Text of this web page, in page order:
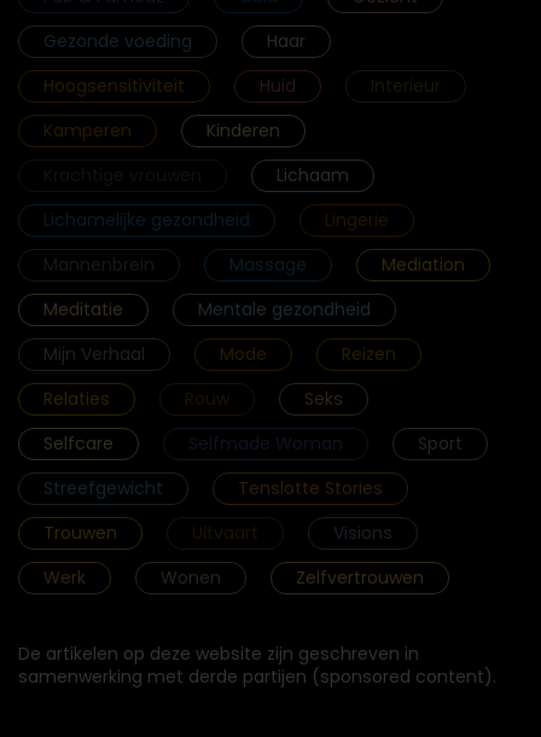
Gezonde voeding
Haar
Hoogsensitiviteit
Huid
Interieur
Kamperen
Kinderen
Lichaam
Lichamelijke gezondheid
Lingerie
Mannenbrein
Massage
Mediation
Meditatie
Mentale gezondheid
Mijn Verhaal
Mode
Reizen
Relaties
Rouw
Seks
Selfcare
Selfmade Woman
Sport
Streefgewicht
Tenslotte Stories
Trouwen
Uitvaart
Visions
Werk
Wonen Zelfvertrouwen
De artikelen op deze website zijn geschreven in
samenwerking met derde partijen (sponsored content).